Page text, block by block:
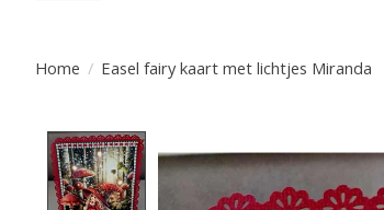
Home / Easel fairy kaart met lichtjes Miranda